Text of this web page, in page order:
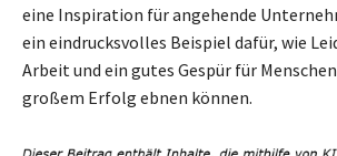
eine Inspiration für angehende
ein eindrucksvolles Beispiel dafür, wie
Arbeit und ein gutes Gespür für
großem Erfolg ebnen können.